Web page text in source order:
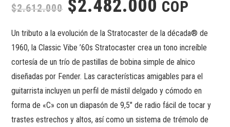
$2.612.000 $2.482.000 COP
Un tributo a la evolución de la Stratocaster de la década® de
1960, la Classic Vibe ’60s Stratocaster crea un tono increíble
cortesía de un trío de pastillas de bobina simple de alnico
diseñadas por Fender. Las características amigables para el
guitarrista incluyen un perfil de mástil delgado y cómodo en
forma de «C» con un diapasón de 9,5″ de radio fácil de tocar y
trastes estrechos y altos, así como un sistema de trémolo de